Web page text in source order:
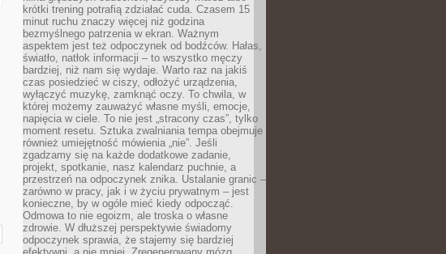
krótki trening potrafią zdziałać cuda. Czasem 15
minut ruchu znaczy więcej niż godzina
bezmyślnego patrzenia w ekran. Ważnym
aspektem jest też odpoczynek od bodźców. Hałas,
światło, natłok informacji – to wszystko męczy
bardziej, niż nam się wydaje. Warto raz na jakiś
czas posiedzieć w ciszy, odłożyć urządzenia,
wyłączyć muzykę, zamknąć oczy. To chwila, w
której możemy zauważyć własne myśli, emocje,
napięcia w ciele. To nie jest „stracony czas”, tylko
moment resetu. Sztuka zwalniania tempa obejmuje
również umiejętność mówienia „nie”. Jeśli
zgadzamy się na każde dodatkowe zadanie,
projekt, spotkanie, nasz kalendarz puchnie, a
przestrzeń na odpoczynek znika. Ustalanie granic –
zarówno w pracy, jak i w życiu prywatnym – jest
konieczne, by w ogóle mieć kiedy odpocząć.
Odmowa to nie egoizm, ale troska o własne
zdrowie. W dłuższej perspektywie świadomy
odpoczynek sprawia, że stajemy się bardziej